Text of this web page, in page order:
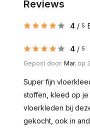
Reviews
4 / 5
4 / 5
Gepost door: Mar. op
Super fijn
stoffen, kleed op je
vloerkleden bij
gekocht, ook in